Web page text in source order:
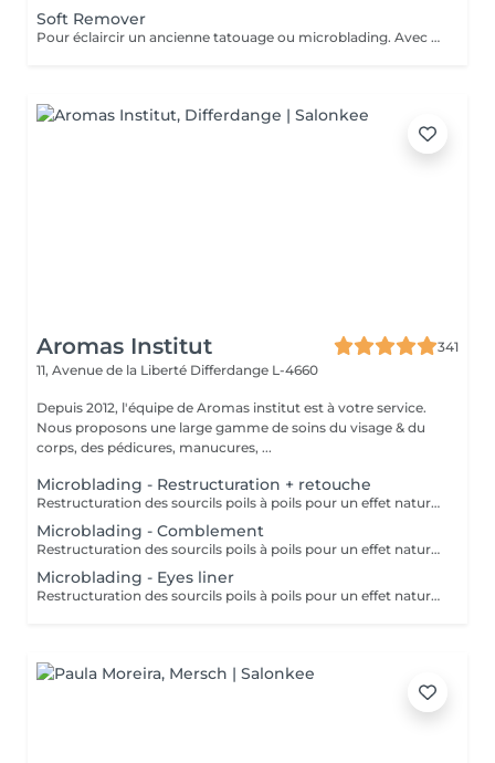
Soft Remover
Pour éclaircir un ancienne tatouage ou microblading. Avec un technique non invasive pour la peau. No! Laser
Aromas Institut
341
11, Avenue de la Liberté Differdange L-4660
Depuis 2012, l'équipe de Aromas institut est à votre service.
Nous proposons une large gamme de soins du visage & du
corps, des pédicures, manucures, ...
Microblading - Restructuration + retouche
Restructuration des sourcils poils à poils pour un effet naturel. Utilisation de pigment d'origine naturel & Bio. Nous vous prions de bien vouloir respecter votre rendez-vous. En prenant rendez-vous, vous occupez une place, dont une autre personne aurait éventuellement besoin. Tout rendez-vous non annulé 24h en avance, est susceptible d'être facturé. (Si vous ne pouvez pas vous présenter à votre RDV, proposez-le éventuellement à un proche ou à un ami) Toute l'équipe de Aromas Institut vous remercie pour votre respect et votre compréhension.
Microblading - Comblement
Restructuration des sourcils poils à poils pour un effet naturel. Utilisation de pigment d'origine naturel & Bio. Nous vous prions de bien vouloir respecter votre rendez-vous. En prenant rendez-vous, vous occupez une place, dont une autre personne aurait éventuellement besoin. Tout rendez-vous non annulé 24h en avance, est susceptible d'être facturé. (Si vous ne pouvez pas vous présenter à votre RDV, proposez-le éventuellement à un proche ou à un ami) Toute l'équipe de Aromas Institut vous remercie pour votre respect et votre compréhension.
Microblading - Eyes liner
Restructuration des sourcils poils à poils pour un effet naturel. Utilisation de pigment d'origine naturel & Bio. Nous vous prions de bien vouloir respecter votre rendez-vous. En prenant rendez-vous, vous occupez une place, dont une autre personne aurait éventuellement besoin. Tout rendez-vous non annulé 24h en avance, est susceptible d'être facturé. (Si vous ne pouvez pas vous présenter à votre RDV, proposez-le éventuellement à un proche ou à un ami) Toute l'équipe de Aromas Institut vous remercie pour votre respect et votre compréhension.